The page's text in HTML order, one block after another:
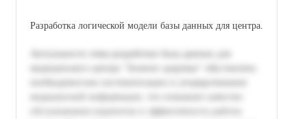
Разработка логической модели базы данных для центра.